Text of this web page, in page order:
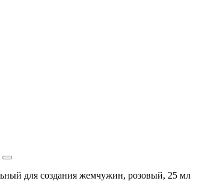
для создания жемчужин, розовый, 25 мл